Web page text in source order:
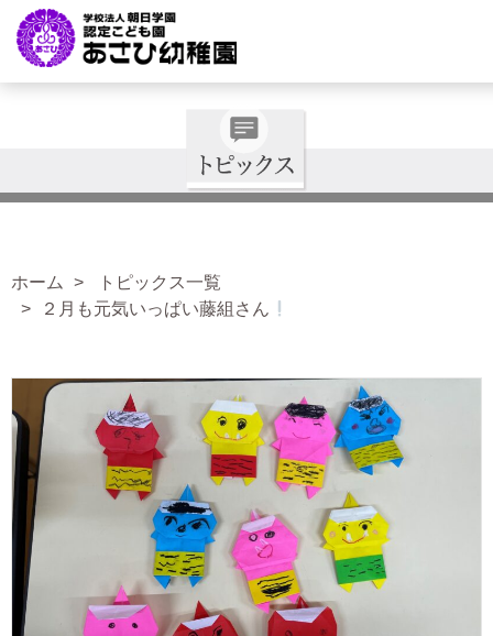
ホーム
トピックス一覧
２月も元気いっぱい藤組さん